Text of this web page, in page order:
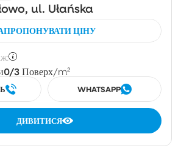
ul. Ułańska
ЦІНУ
0/3 Поверх/m²
WHATSAPP
ДИВИТИСЯ